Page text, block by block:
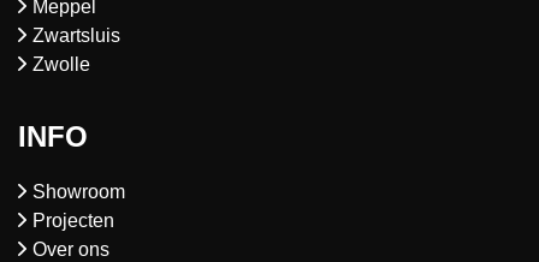
Meppel
Zwartsluis
Zwolle
INFO
Showroom
Projecten
Over ons